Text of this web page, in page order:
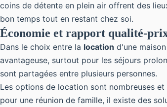
coins de détente en plein air offrent des
bon temps tout en restant chez soi.
Économie et rapport qualité-
Dans le choix entre la location d'une
avantageuse, surtout pour les séjours
sont partagées entre plusieurs personnes.
Les options de location sont nombreuses et
pour une réunion de famille, il existe des